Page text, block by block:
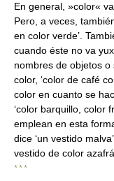
En general, »color«
Pero, a veces,
en color verde’.
cuando éste no va
nombres de objetos
color, ‘color de café
color en cuanto se
‘color barquillo, color
emplean en esta
dice ‘un vestido
vestido de color
* * *